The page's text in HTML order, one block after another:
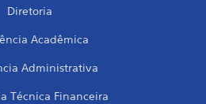
Diretoria
Acadêmica
Administrativa
Técnica Financeira